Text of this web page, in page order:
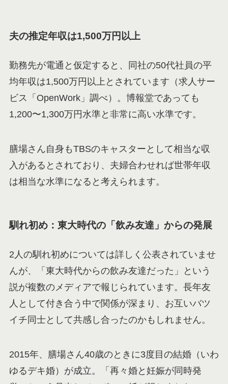
夫の推定年収は1,500万円以上
勤務先が電通と仮定すると、同社の50代社員の平
均年収は1,500万円以上とされています（求人サー
ビス「OpenWork」調べ）。博報堂であっても
1,200〜1,300万円水準と非常に高い水準です。
膳場さん自身もTBSのキャスターとして相当な収
入があるとされており、夫婦合わせれば世帯年収
は相当な水準になると考えられます。
馴れ初め：東大時代の「飲み友達」からの発展
2人の馴れ初めについては詳しく公表されていませ
んが、「東大時代からの飲み友達だった」という
説が複数のメディアで報じられています。長年友
人として付き合う中で関係が深まり、お互いバツ
イチ同士として共感し合ったのかもしれません。
2015年、膳場さん40歳のときに3度目の結婚（いわ
ゆるデキ婚）が成立。「再々婚と妊娠が同時発